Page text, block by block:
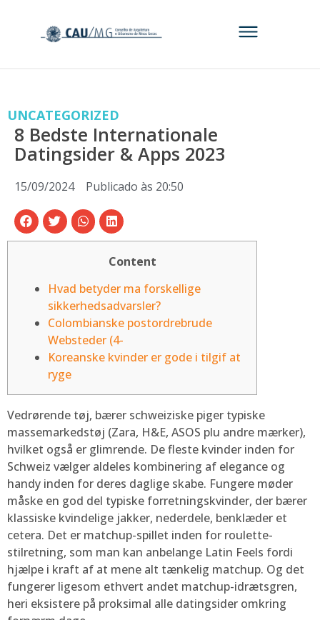
UNCATEGORIZED
8 Bedste Internationale
Datingsider & Apps 2023
15/09/2024 Publicado às 20:50
Content
Hvad betyder ma forskellige
sikkerhedsadvarsler?
Colombianske postordrebrude
Websteder (4-
Koreanske kvinder er gode i tilgif at
ryge
Vedrørende tøj, bærer schweiziske piger typiske
massemarkedstøj (Zara, H&E, ASOS plu andre mærker),
hvilket også er glimrende. De fleste kvinder inden for
Schweiz vælger aldeles kombinering af elegance og
handy inden for deres daglige skabe. Fungere møder
måske en god del typiske forretningskvinder, der bærer
klassiske kvindelige jakker, nederdele, benklæder et
cetera. Det er matchup-spillet inden for roulette-
stilretning, som man kan anbelange Latin Feels fordi
hjælpe i kraft af at mene alt tænkelig matchup. Og det
fungerer ligesom ethvert andet matchup-idrætsgren,
heri eksistere på proksimal alle datingsider omkring